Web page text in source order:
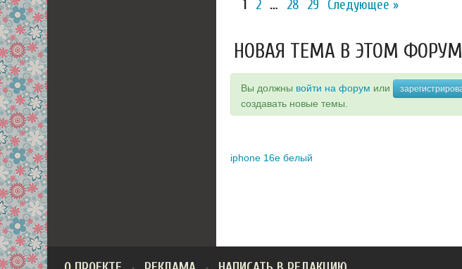
1 2 … 28 29 Следующее »
НОВАЯ ТЕМА В ЭТОМ
Вы должны войти на форум или
создавать новые темы.
iphone 16e белый